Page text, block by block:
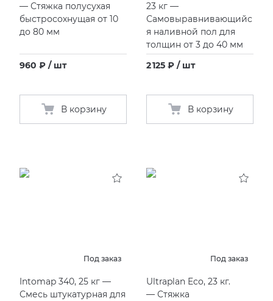
— Стяжка полусухая
быстросохнущая от 10
до 80 мм
960 ₽ / шт
В корзину
23 кг —
Самовыравнивающийс
я наливной пол для
толщин от 3 до 40 мм
2 125 ₽ / шт
В корзину
Под заказ
Intomap 340, 25 кг —
Смесь штукатурная для
Под заказ
Ultraplan Eco, 23 кг.
— Стяжка